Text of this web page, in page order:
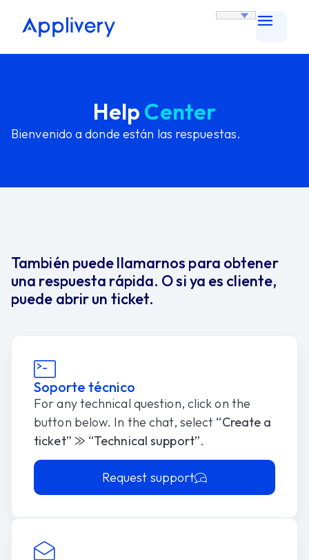
Help Center
Bienvenido a donde están las respuestas.
También puede llamarnos para obtener
una respuesta rápida. O si ya es cliente,
puede abrir un ticket.
Soporte técnico
For any technical question, click on the
button below. In the chat, select “Create a
ticket” ⨠ “Technical support”.
Request support